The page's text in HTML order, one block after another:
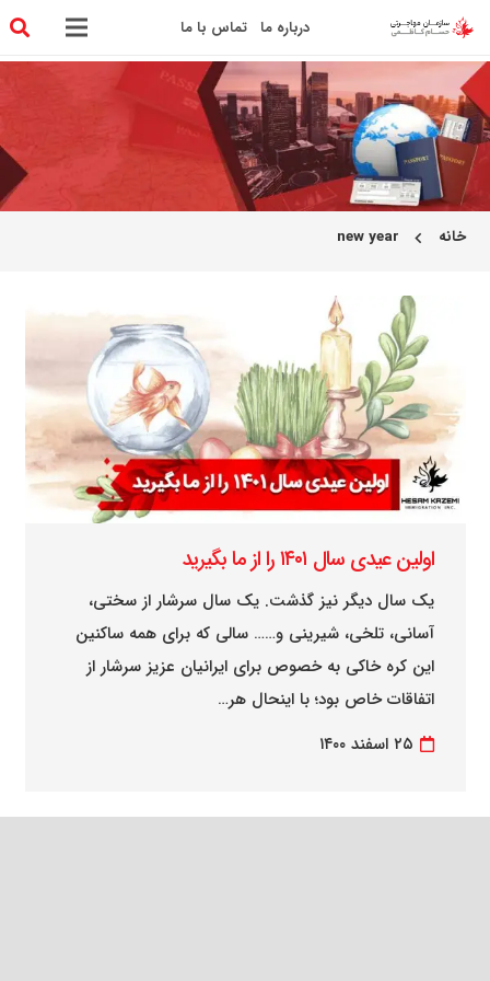
درباره ما تماس با ما
خانه chevron_left
new year
اولین عیدی سال ۱۴۰۱ را از ما بگیرید
یک سال دیگر نیز گذشت. یک سال سرشار از سختی،
آسانی، تلخی، شیرینی و…… سالی که برای همه ساکنین
این کره خاکی به خصوص برای ایرانیان عزیز سرشار از
اتفاقات خاص بود؛ با اینحال هر…
۲۵ اسفند ۱۴۰۰